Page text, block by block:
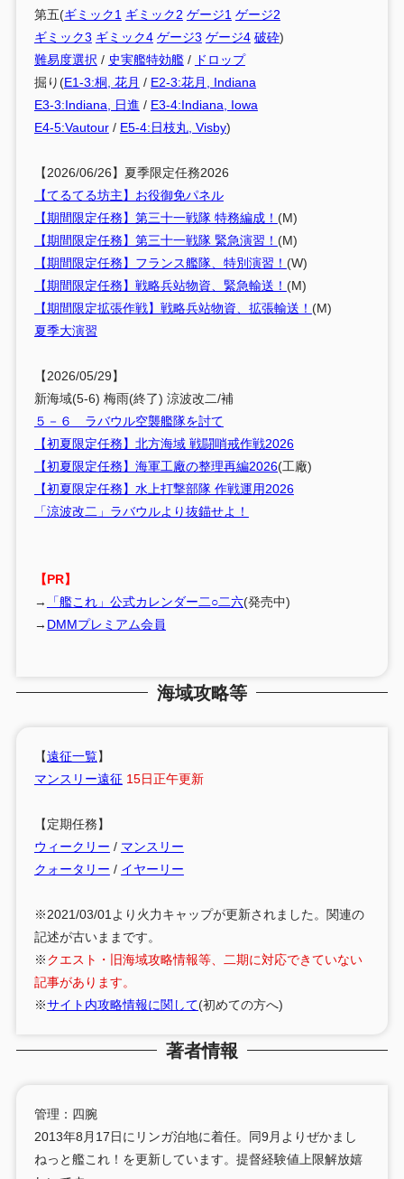
第五(ギミック1 ギミック2 ゲージ1 ゲージ2
ギミック3 ギミック4 ゲージ3 ゲージ4 破砕)
難易度選択 / 史実艦特効艦/ ドロップ
掘り(E1-3:桐, 花月 / E2-3:花月, Indiana
E3-3:Indiana, 日進 / E3-4:Indiana, Iowa
E4-5:Vautour/ E5-4:日枝丸, Visby)
【2026/06/26】夏季限定任務2026
【てるてる坊主】お役御免パネル
【期間限定任務】第三十一戦隊 特務編成！ (M)
【期間限定任務】第三十一戦隊 緊急演習！ (M)
【期間限定任務】フランス艦隊、特別演習！ (W)
【期間限定任務】戦略兵站物資、緊急輸送！ (M)
【期間限定拡張作戦】戦略兵站物資、拡張輸送！ (M)
夏季大演習
【2026/05/29】
新海域(5-6) 梅雨(終了) 涼波改二/補
５－６ ラバウル空襲艦隊を討て
【初夏限定任務】北方海域 戦闘哨戒作戦2026
【初夏限定任務】海軍工廠の整理再編2026(工廠)
【初夏限定任務】水上打撃部隊 作戦運用2026
「涼波改二」ラバウルより抜錨せよ！
【PR】
→
「艦これ」公式カレンダー二○二六(発売中)
→ DMMプレミアム会員
海域攻略等
【遠征一覧】
マンスリー遠征 15日正午更新
【定期任務】
ウィークリー / マンスリー
クォータリー / イヤーリー
※2021/03/01より火力キャップが更新されました。関連の
記述が古いままです。
※クエスト・旧海域攻略情報等、二期に対応できていない
記事があります。
※サイト内攻略情報に関して(初めての方へ)
著者情報
管理：四腕
2013年8月17日にリンガ泊地に着任。同9月よりぜかまし
ねっと艦これ！を更新しています。提督経験値上限解放嬉